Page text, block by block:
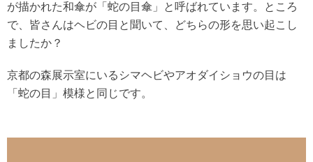
が描かれた和傘が「蛇の目傘」と呼ばれています。ところ
で、皆さんはヘビの目と聞いて、どちらの形を思い起こし
ましたか？
京都の森展示室にいるシマヘビやアオダイショウの目は
「蛇の目」模様と同じです。